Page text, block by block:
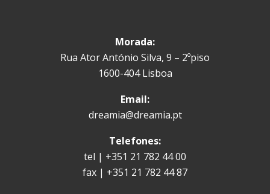
Morada:
Rua Ator António Silva, 9 – 2ºpiso
1600-404 Lisboa
Email:
dreamia@dreamia.pt
Telefones:
tel | +351 21 782 44 00
fax | +351 21 782 44 87